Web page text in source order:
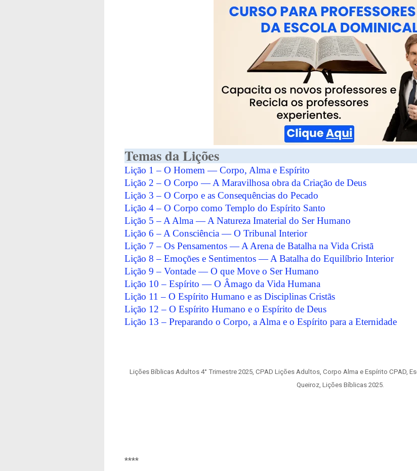
Temas da Lições
Lição 1 – O Homem — Corpo, Alma e Espírito
Lição 2 – O Corpo — A Maravilhosa obra da Criação de Deus
Lição 3 – O Corpo e as Consequências do Pecado
Lição 4 – O Corpo como Templo do Espírito Santo
Lição 5 – A Alma — A Natureza Imaterial do Ser Humano
Lição 6 – A Consciência — O Tribunal Interior
Lição 7 – Os Pensamentos — A Arena de Batalha na Vida Cristã
Lição 8 – Emoções e Sentimentos — A Batalha do Equilíbrio Interior
Lição 9 – Vontade — O que Move o Ser Humano
Lição 10 – Espírito — O Âmago da Vida Humana
Lição 11 – O Espírito Humano e as Disciplinas Cristãs
Lição 12 – O Espírito Humano e o Espírito de Deus
Lição 13 – Preparando o Corpo, a Alma e o Espírito para a Eternidade
Lições Bíblicas Adultos 4° Trimestre 2025, CPAD Lições Adultos, Corpo Alma e Espírito CPAD,
Queiroz, Lições Bíblicas 2025.
****